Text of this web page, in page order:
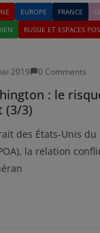
EUROPE FRANCE
RUSSIE ET ESPACES
2019 0 Comments
: le
(3/3)
des États-Unis du
la relation